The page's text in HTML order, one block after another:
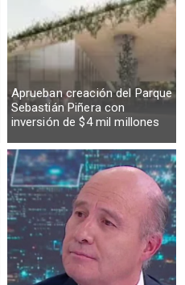
Aprueban creación del Parque
Sebastián Piñera con
inversión de $4 mil millones